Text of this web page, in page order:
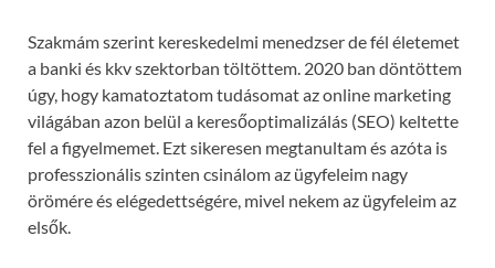
Szakmám szerint kereskedelmi menedzser de fél életemet
a banki és kkv szektorban töltöttem. 2020 ban döntöttem
úgy, hogy kamatoztatom tudásomat az online marketing
világában azon belül a keresőoptimalizálás (SEO) keltette
fel a figyelmemet. Ezt sikeresen megtanultam és azóta is
professzionális szinten csinálom az ügyfeleim nagy
örömére és elégedettségére, mivel nekem az ügyfeleim az
elsők.